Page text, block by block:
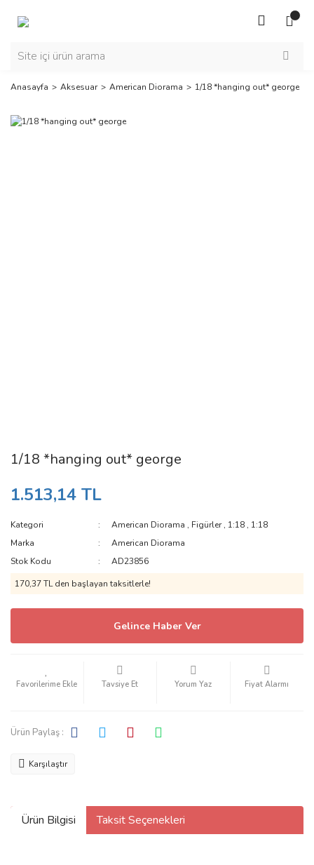
Anasayfa Aksesuar American Diorama 1/18 *hanging out* george
1/18 *hanging out* george
1.513,14 TL
Kategori American Diorama , Figürler, 1:18 , 1:18
Marka
American Diorama
Stok Kodu
AD23856
170,37 TL den başlayan taksitlerle!
Gelince Haber Ver
Tavsiye Et Yorum Yaz Fiyat Alarmı
Ürün Paylaş :
Karşılaştır
Ürün Bilgisi Taksit Seçenekleri